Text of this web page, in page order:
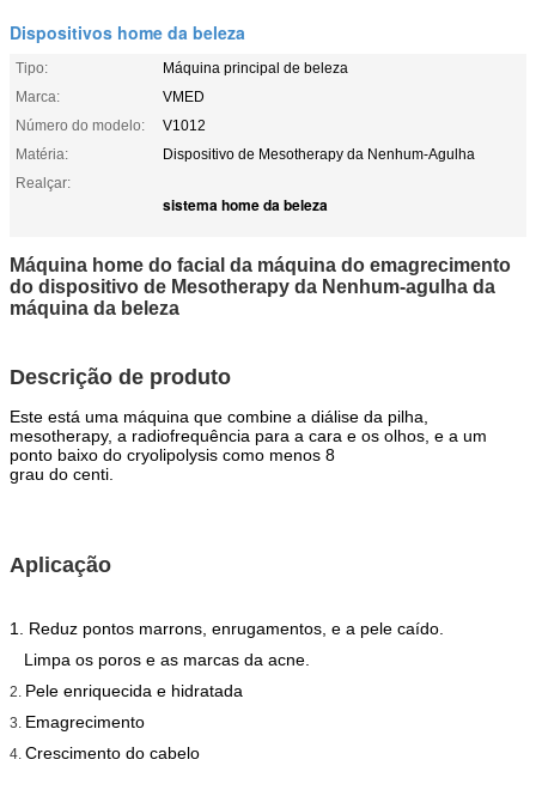
Dispositivos home da beleza
Tipo:
Máquina principal de beleza
Marca:
VMED
Número do modelo:
V1012
Matéria:
Dispositivo de Mesotherapy da Nenhum-Agulha
Realçar:
sistema home da beleza
Máquina home do facial da máquina do emagrecimento
do dispositivo de Mesotherapy da Nenhum-agulha da
máquina da beleza
Descrição de produto
Este está uma máquina que combine a diálise da pilha,
mesotherapy, a radiofrequência para a cara e os olhos, e a um
ponto baixo do cryolipolysis como menos 8
grau do centi.
Aplicação
1. Reduz pontos marrons, enrugamentos, e a pele caído.
Limpa os poros e as marcas da acne.
2. Pele enriquecida e hidratada
3. Emagrecimento
4. Crescimento do cabelo